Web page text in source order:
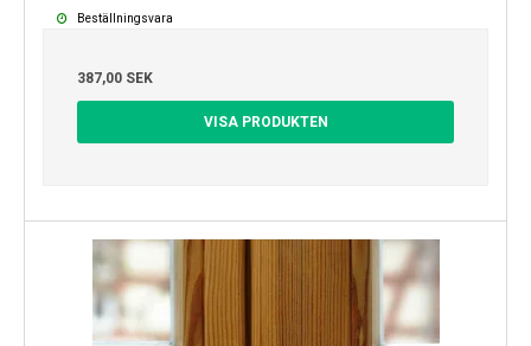
Beställningsvara
387,00 SEK
VISA PRODUKTEN